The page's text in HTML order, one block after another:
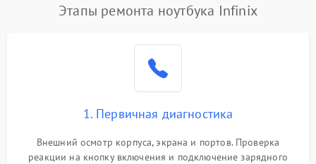
Этапы ремонта ноутбука Infinix
1. Первичная диагностика
Внешний осмотр корпуса, экрана и портов. Проверка
реакции на кнопку включения и подключение зарядного